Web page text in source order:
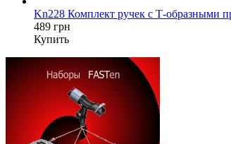
Kn228 Комплект ручек с Т-образными
489 грн
Купить